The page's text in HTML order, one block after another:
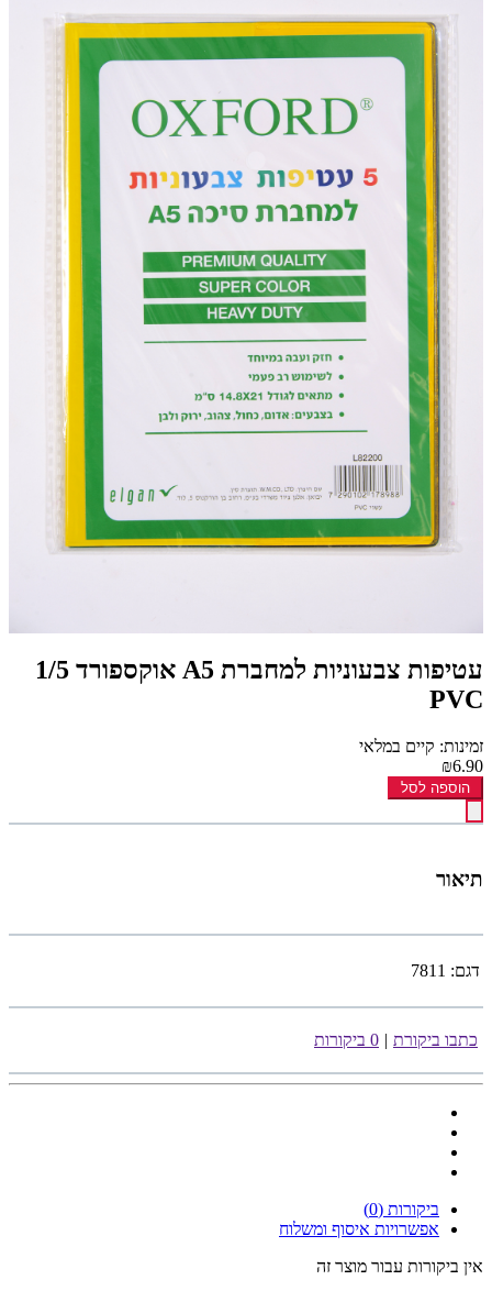
עטיפות צבעוניות למחברת A5 אוקספורד 1/5
PVC
זמינות: קיים במלאי
₪6.90
הוספה לסל
תיאור
דגם: 7811
כתבו ביקורת | 0 ביקורות
ביקורות (0)
אפשרויות איסוף ומשלוח
אין ביקורות עבור מוצר זה